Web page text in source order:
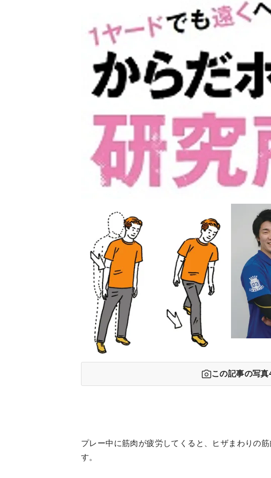
この記事の写真
プレー中に筋肉が疲労してくると、ヒザまわりの
す。